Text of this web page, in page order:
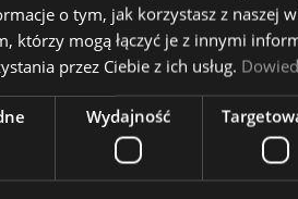
o tym, jak korzystasz z naszej
którzy mogą łączyć je z innymi
przez Ciebie z ich usług.
Wydajność